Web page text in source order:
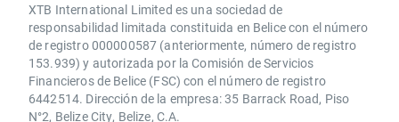
XTB International Limited es una sociedad de
responsabilidad limitada constituida en Belice con el número
de registro 000000587 (anteriormente, número de registro
153.939) y autorizada por la Comisión de Servicios
Financieros de Belice (FSC) con el número de registro
6442514. Dirección de la empresa: 35 Barrack Road, Piso
N°2, Belize City, Belize, C.A.